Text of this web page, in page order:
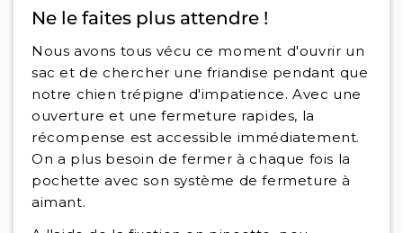
Ne le faites plus attendre !
Nous avons tous vécu ce moment d'ouvrir un
sac et de chercher une friandise pendant que
notre chien trépigne d'impatience. Avec une
ouverture et une fermeture rapides, la
récompense est accessible immédiatement.
On a plus besoin de fermer à chaque fois la
pochette avec son système de fermeture à
aimant.